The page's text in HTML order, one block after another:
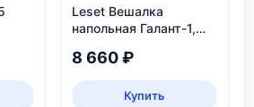
Leset Вешалка
напольная Галант-1,
8 660 ₽
Купить